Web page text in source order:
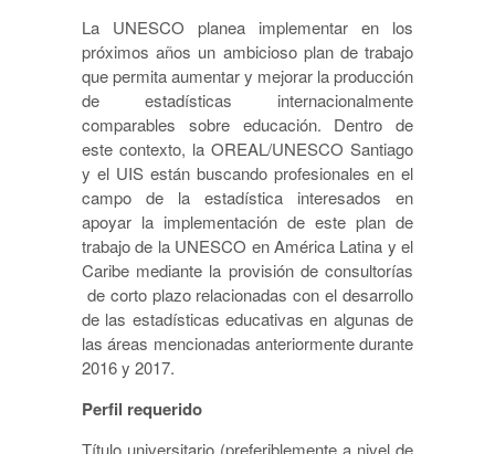
La UNESCO planea implementar en los
próximos años un ambicioso plan de trabajo
que permita aumentar y mejorar la producción
de estadísticas internacionalmente
comparables sobre educación. Dentro de
este contexto, la OREAL/UNESCO Santiago
y el UIS están buscando profesionales en el
campo de la estadística interesados en
apoyar la implementación de este plan de
trabajo de la UNESCO en América Latina y el
Caribe mediante la provisión de consultorías
de corto plazo relacionadas con el desarrollo
de las estadísticas educativas en algunas de
las áreas mencionadas anteriormente durante
2016 y 2017.
Perfil requerido
Título universitario (preferiblemente a nivel de